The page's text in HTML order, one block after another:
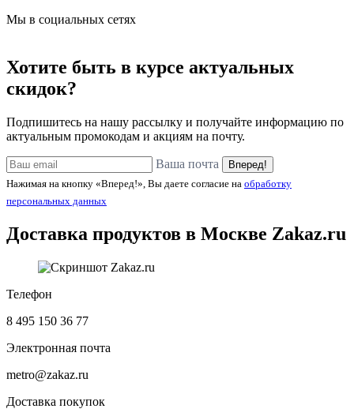
Мы в социальных сетях
Хотите быть в курсе актуальных
скидок?
Подпишитесь на нашу рассылку и получайте информацию по
актуальным промокодам и акциям на почту.
Ваша почта
Вперед!
Нажимая на кнопку «Вперед!», Вы даете согласие на обработку
персональных данных
Доставка продуктов в Москве Zakaz.ru
Телефон
8 495 150 36 77
Электронная почта
metro@zakaz.ru
Доставка покупок